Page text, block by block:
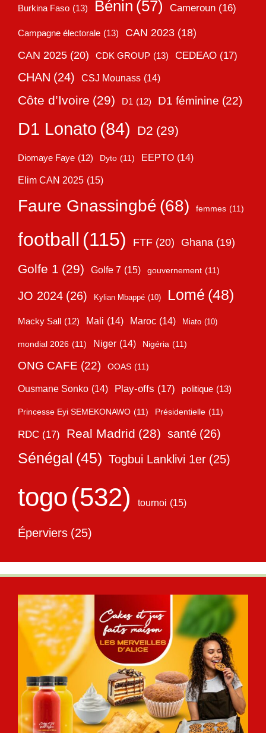
Burkina Faso (13) Bénin (57) Cameroun (16)
Campagne électorale (13) CAN 2023 (18)
CAN 2025 (20) CDK GROUP (13) CEDEAO (17)
CHAN (24) CSJ Mounass (14)
Côte d’Ivoire (29) D1 (12) D1 féminine (22)
D1 Lonato (84) D2 (29)
Diomaye Faye (12) Dyto (11) EEPTO (14)
Elim CAN 2025 (15)
Faure Gnassingbé (68) femmes (11)
football (115) FTF (20) Ghana (19)
Golfe 1 (29) Golfe 7 (15) gouvernement (11)
JO 2024 (26) Kylian Mbappé (10) Lomé (48)
Macky Sall (12) Mali (14) Maroc (14) Miato (10)
mondial 2026 (11) Niger (14) Nigéria (11)
ONG CAFE (22) OOAS (11)
Ousmane Sonko (14) Play-offs (17) politique (13)
Princesse Eyi SEMEKONAWO (11) Présidentielle (11)
RDC (17) Real Madrid (28) santé (26)
Sénégal (45) Togbui Lanklivi 1er (25)
togo(532) tournoi (15)
Éperviers (25)